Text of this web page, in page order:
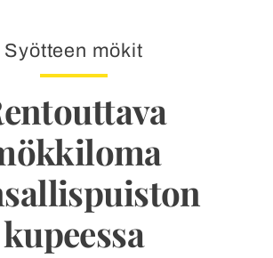
Syötteen mökit
kupeessa